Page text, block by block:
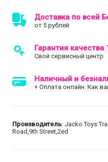
Доставка по всей
от 5 рублей
Гарантия качества
Свой сервисный центр
Наличный и
+ Оплата онлайн. Как
Производитель: Jacko Toys
Road,9th Street,2ed